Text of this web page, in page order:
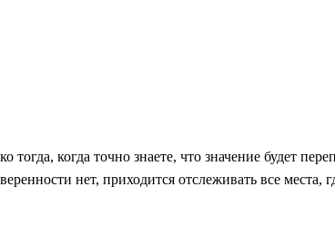
тогда, когда точно знаете, что значение будет
нет, приходится отслеживать все места,